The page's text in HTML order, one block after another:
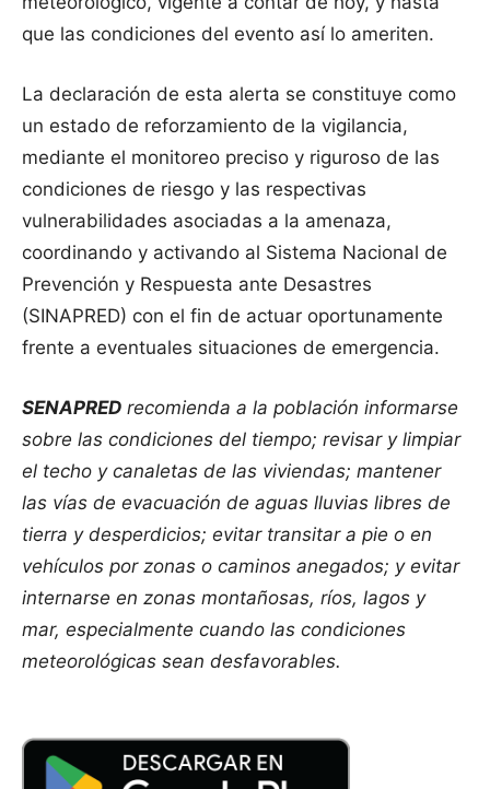
que las condiciones del evento así lo ameriten.
La declaración de esta alerta se constituye como
un estado de reforzamiento de la vigilancia,
mediante el monitoreo preciso y riguroso de las
condiciones de riesgo y las respectivas
vulnerabilidades asociadas a la amenaza,
coordinando y activando al Sistema Nacional de
Prevención y Respuesta ante Desastres
(SINAPRED) con el fin de actuar oportunamente
frente a eventuales situaciones de emergencia.
SENAPRED recomienda a la población informarse
sobre las condiciones del tiempo; revisar y limpiar
el techo y canaletas de las viviendas; mantener
las vías de evacuación de aguas lluvias libres de
tierra y desperdicios; evitar transitar a pie o en
vehículos por zonas o caminos anegados; y evitar
internarse en zonas montañosas, ríos, lagos y
mar, especialmente cuando las condiciones
meteorológicas sean desfavorables.